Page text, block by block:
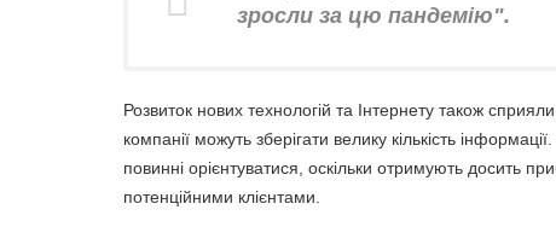
зросли за цю пандемію".
Розвиток нових технологій та Інтернету також
компанії можуть зберігати велику кількість
повинні орієнтуватися, оскільки отримують досить
потенційними клієнтами.